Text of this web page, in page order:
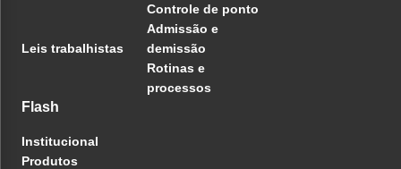
Leis trabalhistas
Controle de ponto
Admissão e
demissão
Rotinas e
processos
Flash
Institucional
Produtos